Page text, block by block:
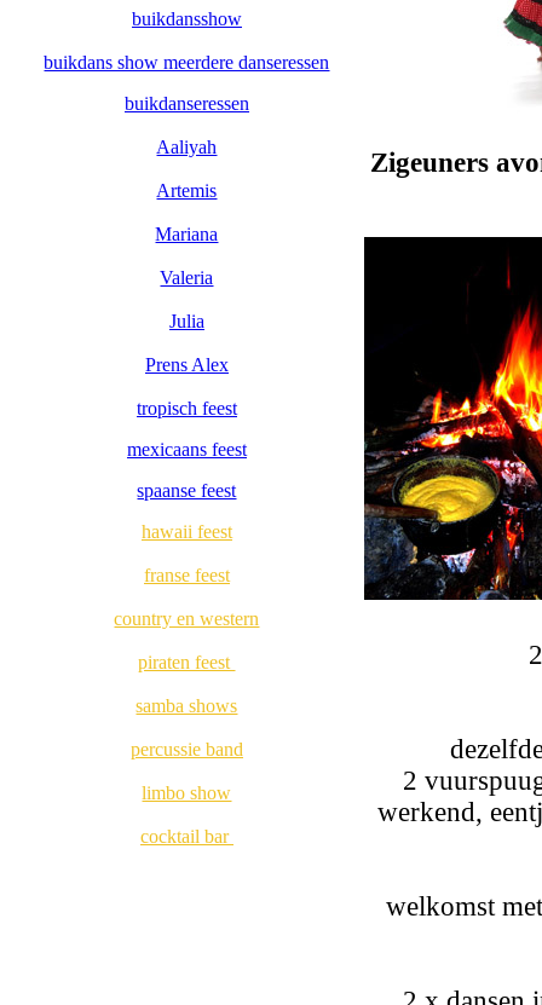
buikdansshow
buikdans show meerdere danseressen
buikdanseressen
Aaliyah
Artemis
Mariana
Valeria
Julia
Prens Alex
tropisch feest
mexicaans feest
spaanse feest
hawaii feest
franse feest
country en western
piraten feest
samba shows
percussie band
limbo show
cocktail bar
Zigeuners
2
werkend,
welkomst